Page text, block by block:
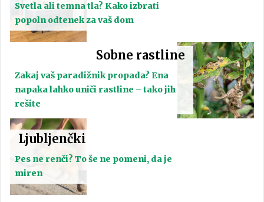
Svetla ali temna tla? Kako izbrati
popoln odtenek za vaš dom
Sobne rastline
Zakaj vaš paradižnik propada? Ena
napaka lahko uniči rastline – tako jih
rešite
Ljubljenčki
Pes ne renči? To še ne pomeni, da je
miren